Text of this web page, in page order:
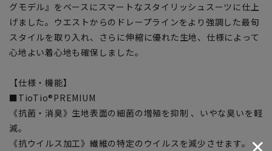
グモデル』をベースにスマートなスタイリッシュスーツに仕上
げました。ウエストからのドレープラインをより強調した最旬
スタイルを取り入れ、さらに伸縮に優れた生地、仕様によって
心地よい着心地も確保しました。
【仕様・機能】
■TioTio®PREMIUM
《抗菌・消臭》生地表面の細菌の増殖を抑制 、いやな臭いを軽
減。
《抗ウイルス加工》繊維の特定のウイルスを減少させます。